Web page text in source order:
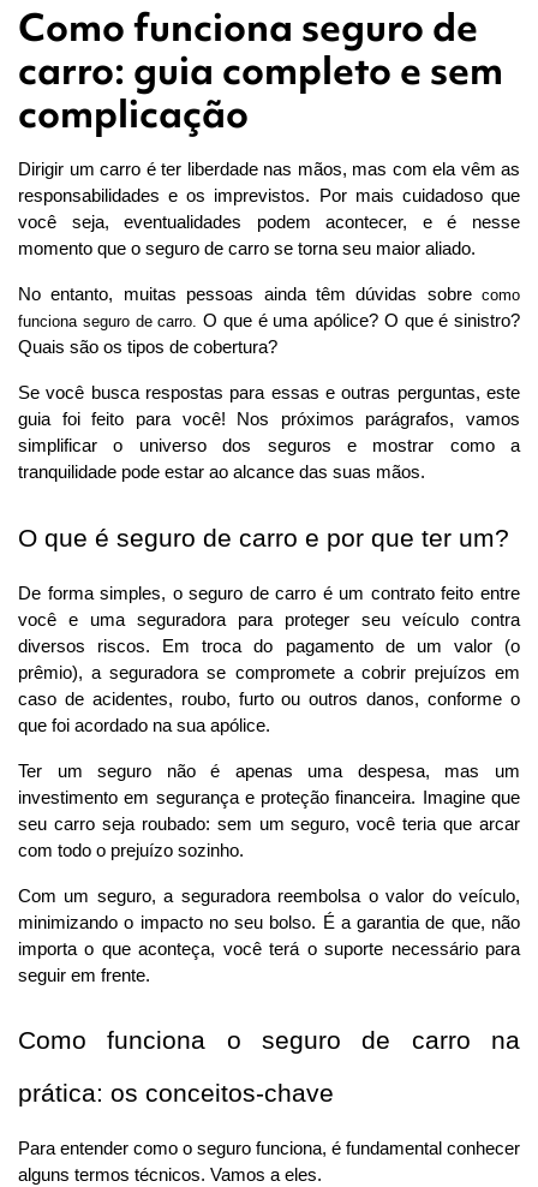
Como funciona seguro de
carro: guia completo e sem
complicação
Dirigir um carro é ter liberdade nas mãos, mas com ela vêm as
responsabilidades e os imprevistos. Por mais cuidadoso que
você seja, eventualidades podem acontecer, e é nesse
momento que o seguro de carro se torna seu maior aliado.
No entanto, muitas pessoas ainda têm dúvidas sobre como
funciona seguro de carro. O que é uma apólice? O que é sinistro?
Quais são os tipos de cobertura?
Se você busca respostas para essas e outras perguntas, este
guia foi feito para você! Nos próximos parágrafos, vamos
simplificar o universo dos seguros e mostrar como a
tranquilidade pode estar ao alcance das suas mãos.
O que é seguro de carro e por que ter um?
De forma simples, o seguro de carro é um contrato feito entre
você e uma seguradora para proteger seu veículo contra
diversos riscos. Em troca do pagamento de um valor (o
prêmio), a seguradora se compromete a cobrir prejuízos em
caso de acidentes, roubo, furto ou outros danos, conforme o
que foi acordado na sua apólice.
Ter um seguro não é apenas uma despesa, mas um
investimento em segurança e proteção financeira. Imagine que
seu carro seja roubado: sem um seguro, você teria que arcar
com todo o prejuízo sozinho.
Com um seguro, a seguradora reembolsa o valor do veículo,
minimizando o impacto no seu bolso. É a garantia de que, não
importa o que aconteça, você terá o suporte necessário para
seguir em frente.
Como funciona o seguro de carro na
prática: os conceitos-chave
Para entender como o seguro funciona, é fundamental conhecer
alguns termos técnicos. Vamos a eles.